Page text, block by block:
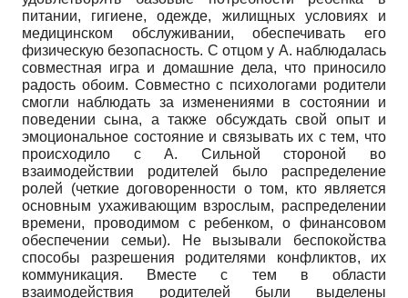
питании, гигиене, одежде, жилищных условиях и
медицинском обслуживании, обеспечивать его
физическую безопасность. С отцом у А. наблюдалась
совместная игра и домашние дела, что приносило
радость обоим. Совместно с психологами родители
смогли наблюдать за изменениями в состоянии и
поведении сына, а также обсуждать свой опыт и
эмоциональное состояние и связывать их с тем, что
происходило с А. Сильной стороной во
взаимодействии родителей было распределение
ролей (четкие договоренности о том, кто является
основным ухаживающим взрослым, распределении
времени, проводимом с ребенком, о финансовом
обеспечении семьи). Не вызывали беспокойства
способы разрешения родителями конфликтов, их
коммуникация. Вместе с тем в области
взаимодействия родителей были выделены